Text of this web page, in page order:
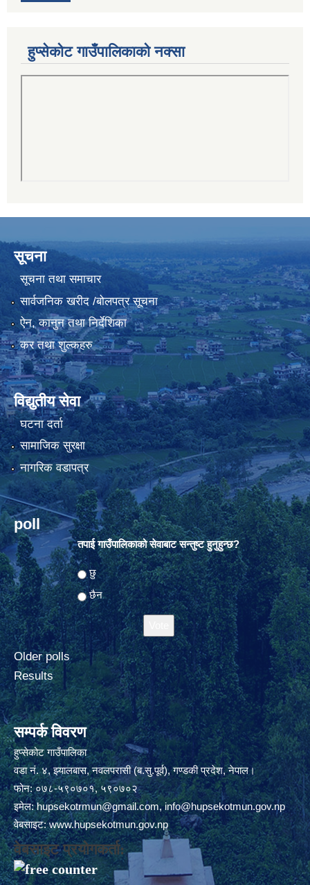
हुप्सेकोट गाउँपालिकाको नक्सा
सूचना
सूचना तथा समाचार
सार्वजनिक खरीद /बोलपत्र सूचना
ऐन, कानुन तथा निर्देशिका
कर तथा शुल्कहरु
विद्युतीय सेवा
घटना दर्ता
सामाजिक सुरक्षा
नागरिक वडापत्र
poll
तपाई गाउँपालिकाको सेवाबाट सन्तुष्ट हुनुहुन्छ?
Choices
छु
छैन
Older polls
Results
सम्पर्क विवरण
हुप्सेकोट गाउँपालिका
वडा नं. ४, झ्यालबास, नवलपरासी (ब.सु.पूर्व), गण्डकी प्रदेश, नेपाल।
फोन: ०७८-५९०७०१, ५९०७०२
इमेल:hupsekotrmun@gmail.com,info@hupsekotmun.gov.np
वेबसाइट:www.hupsekotmun.gov.np
वेबसाइट प्रयोगकर्ता: